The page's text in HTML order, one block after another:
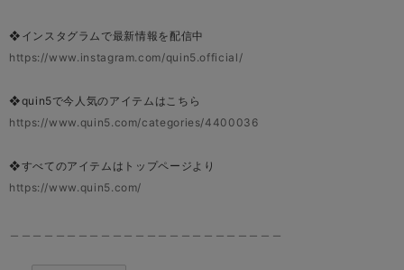
❖インスタグラムで最新情報を配信中
https://www.instagram.com/quin5.official/
❖quin5で今人気のアイテムはこちら
https://www.quin5.com/categories/4400036
❖すべてのアイテムはトップページより
https://www.quin5.com/